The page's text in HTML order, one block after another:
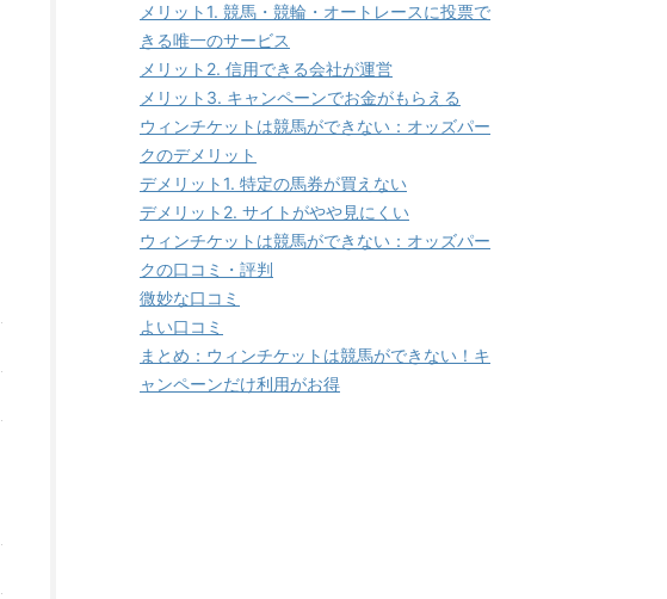
メリット1. 競馬・競輪・オートレースに投票で
きる唯一のサービス
メリット2. 信用できる会社が運営
メリット3. キャンペーンでお金がもらえる
ウィンチケットは競馬ができない：オッズパー
クのデメリット
デメリット1. 特定の馬券が買えない
デメリット2. サイトがやや見にくい
ウィンチケットは競馬ができない：オッズパー
クの口コミ・評判
微妙な口コミ
よい口コミ
まとめ：ウィンチケットは競馬ができない！キ
ャンペーンだけ利用がお得